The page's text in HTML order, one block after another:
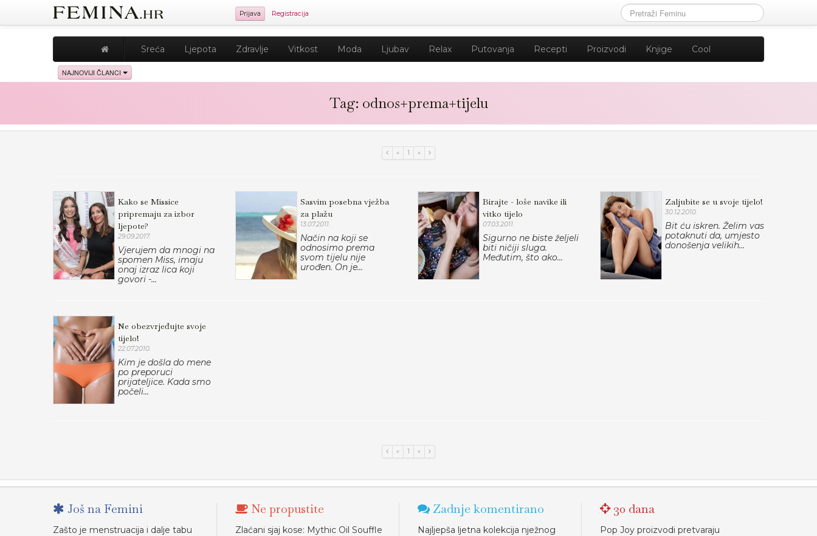
Prijava Registracija
Sreća Ljepota Zdravlje Vitkost Moda Ljubav Relax Putovanja Recepti Proizvodi Knjige Cool
NAJNOVIJI ČLANCI
Tag: odnos+prema+tijelu
« 1 »
Kako se Missice
pripremaju za izbor
ljepote?
29.09.2017.
Vjerujem da mnogi na
spomen Miss, imaju
onaj izraz lica koji
govori -...
Sasvim posebna vježba
za plažu
13.07.2011.
Način na koji se
odnosimo prema
svom tijelu nije
urođen. On je...
Birajte - loše navike ili
vitko tijelo
07.03.2011.
Sigurno ne biste željeli
biti ničiji sluga.
Međutim, što ako...
Zaljubite se u svoje tijelo!
30.12.2010.
Bit ću iskren. Želim vas
potaknuti da, umjesto
donošenja velikih...
Ne obezvrjeđujte svoje
tijelo!
22.07.2010.
Kim je došla do mene
po preporuci
prijateljice. Kada smo
počeli...
« 1 »
Još na Femini
Zašto je menstruacija i dalje tabu
Ne propustite
Zlaćani sjaj kose: Mythic Oil Souffle
Zadnje komentirano
Najljepša ljetna kolekcija nježnog
30 dana
Pop Joy proizvodi pretvaraju